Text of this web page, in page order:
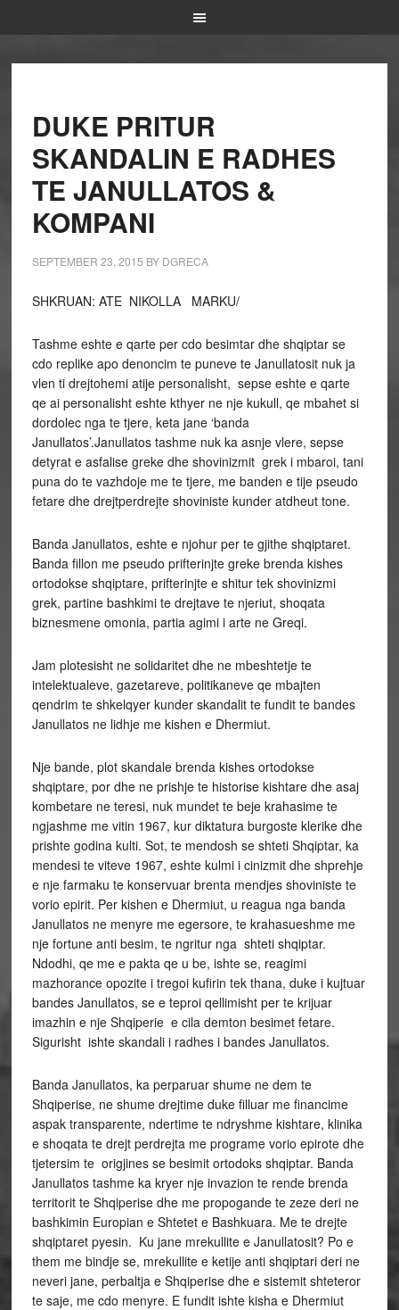
DUKE PRITUR
SKANDALIN E RADHES
TE JANULLATOS &
KOMPANI
SEPTEMBER 23, 2015 BY DGRECA
SHKRUAN: ATE NIKOLLA MARKU/
Tashme eshte e qarte per cdo besimtar dhe shqiptar se
cdo replike apo denoncim te puneve te Janullatosit nuk ja
vlen ti drejtohemi atije personalisht, sepse eshte e qarte
qe ai personalisht eshte kthyer ne nje kukull, qe mbahet si
dordolec nga te tjere, keta jane ‘banda
Janullatos’.Janullatos tashme nuk ka asnje vlere, sepse
detyrat e asfalise greke dhe shovinizmit grek i mbaroi, tani
puna do te vazhdoje me te tjere, me banden e tije pseudo
fetare dhe drejtperdrejte shoviniste kunder atdheut tone.
Banda Janullatos, eshte e njohur per te gjithe shqiptaret.
Banda fillon me pseudo prifterinjte greke brenda kishes
ortodokse shqiptare, prifterinjte e shitur tek shovinizmi
grek, partine bashkimi te drejtave te njeriut, shoqata
biznesmene omonia, partia agimi i arte ne Greqi.
Jam plotesisht ne solidaritet dhe ne mbeshtetje te
intelektualeve, gazetareve, politikaneve qe mbajten
qendrim te shkelqyer kunder skandalit te fundit te bandes
Janullatos ne lidhje me kishen e Dhermiut.
Nje bande, plot skandale brenda kishes ortodokse
shqiptare, por dhe ne prishje te historise kishtare dhe asaj
kombetare ne teresi, nuk mundet te beje krahasime te
ngjashme me vitin 1967, kur diktatura burgoste klerike dhe
prishte godina kulti. Sot, te mendosh se shteti Shqiptar, ka
mendesi te viteve 1967, eshte kulmi i cinizmit dhe shprehje
e nje farmaku te konservuar brenta mendjes shoviniste te
vorio epirit. Per kishen e Dhermiut, u reagua nga banda
Janullatos ne menyre me egersore, te krahasueshme me
nje fortune anti besim, te ngritur nga shteti shqiptar.
Ndodhi, qe me e pakta qe u be, ishte se, reagimi
mazhorance opozite i tregoi kufirin tek thana, duke i kujtuar
bandes Janullatos, se e teproi qellimisht per te krijuar
imazhin e nje Shqiperie e cila demton besimet fetare.
Sigurisht ishte skandali i radhes i bandes Janullatos.
Banda Janullatos, ka perparuar shume ne dem te
Shqiperise, ne shume drejtime duke filluar me financime
aspak transparente, ndertime te ndryshme kishtare, klinika
e shoqata te drejt perdrejta me programe vorio epirote dhe
tjetersim te origjines se besimit ortodoks shqiptar. Banda
Janullatos tashme ka kryer nje invazion te rende brenda
territorit te Shqiperise dhe me propogande te zeze deri ne
bashkimin Europian e Shtetet e Bashkuara. Me te drejte
shqiptaret pyesin. Ku jane mrekullite e Janullatosit? Po e
them me bindje se, mrekullite e ketije anti shqiptari deri ne
neveri jane, perbaltja e Shqiperise dhe e sistemit shteteror
te saje, me cdo menyre. E fundit ishte kisha e Dhermiut